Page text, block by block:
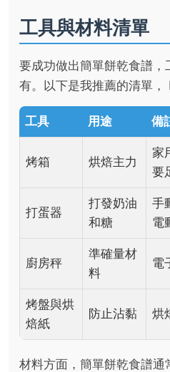
工具與材料清單
要成功做出簡單餅乾食譜
有。以下是我推薦的清單，
工具 用途 備
烤箱 烘焙主力
家
要
打蛋器
打發奶油
和糖
手
電
廚房秤
準確量材
料
電
烤盤與烘
焙紙
防止沾黏 烘
材料方面，簡單餅乾食譜